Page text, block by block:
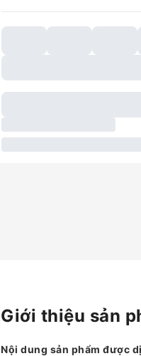
Giới thiệu sản
Nội dung sản phẩm được